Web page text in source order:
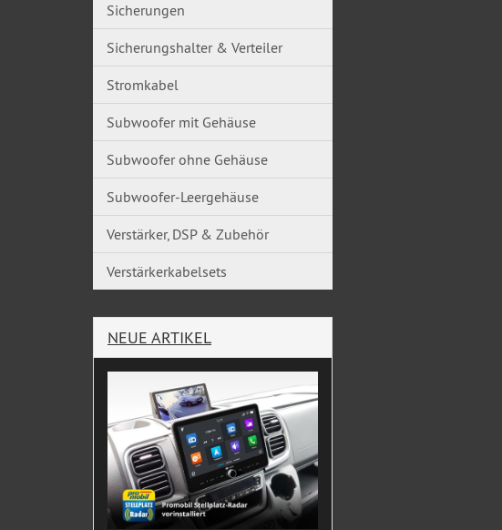
Sicherungen
Sicherungshalter & Verteiler
Stromkabel
Subwoofer mit Gehäuse
Subwoofer ohne Gehäuse
Subwoofer-Leergehäuse
Verstärker, DSP & Zubehör
Verstärkerkabelsets
NEUE ARTIKEL